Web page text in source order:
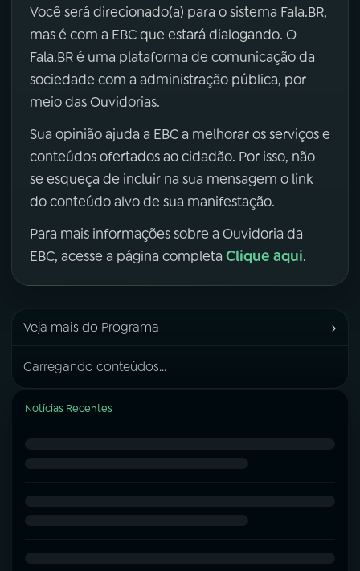
Você será direcionado(a) para o sistema Fala.BR,
mas é com a EBC que estará dialogando. O
Fala.BR é uma plataforma de comunicação da
sociedade com a administração pública, por
meio das Ouvidorias.
Sua opinião ajuda a EBC a melhorar os serviços e
conteúdos ofertados ao cidadão. Por isso, não
se esqueça de incluir na sua mensagem o link
do conteúdo alvo de sua manifestação.
Para mais informações sobre a Ouvidoria da
EBC, acesse a página completa Clique aqui.
Veja mais do Programa ›
Carregando conteúdos...
Notícias Recentes